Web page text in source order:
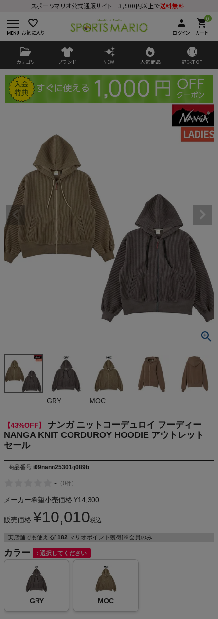
スポーツマリオ公式通販サイト 3,900円以上で送料無料
favorite_border
お気に入り
person
ログイン
0
shopping_cart
カート
カテゴリ ブランド NEW 人気商品 野球TOP
ようこそ ゲスト 様
商品が見つからない方はこちら
ANGA KNIT
CORDUROY
HOODIE ア
ウトレット セ
ール
(税込)
THE NORTH FACE
NIKE
CHUMS
HOKA
もっと見る
メンズカジュアルウェア
レディースカジュアルウェア
GRY MOC
【43%OFF】
ナンガ ニットコーデュロイ フーディー
NANGA KNIT CORDUROY HOODIE アウトレット
セール
商品番号 i09nann25301q089b
- （0件 ）
メーカー希望小売価格 ¥14,300
販売価格 ¥10,010税込
実店舗でも使える[ 182 マリオポイント獲得]※会員のみ
カラー 選択してください
GRY MOC